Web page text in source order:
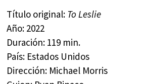
Título original: To Leslie
Año: 2022
Duración: 119 min.
País: Estados Unidos
Dirección: Michael Morris